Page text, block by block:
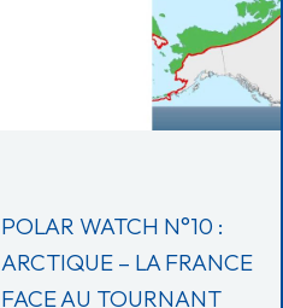
POLAR WATCH N°10 :
ARCTIQUE – LA FRANCE
FACE AU TOURNANT